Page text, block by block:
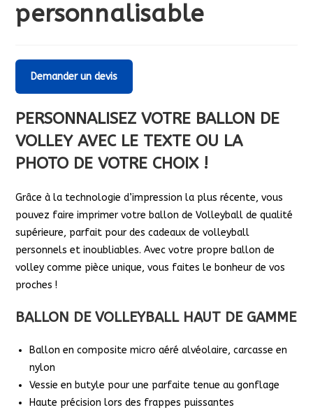
personnalisable
Demander un devis
PERSONNALISEZ VOTRE BALLON DE
VOLLEY AVEC LE TEXTE OU LA
PHOTO DE VOTRE CHOIX !
Grâce à la technologie d’impression la plus récente, vous
pouvez faire imprimer votre ballon de Volleyball de qualité
supérieure, parfait pour des cadeaux de volleyball
personnels et inoubliables. Avec votre propre ballon de
volley comme pièce unique, vous faites le bonheur de vos
proches !
BALLON DE VOLLEYBALL HAUT DE GAMME
Ballon en composite micro aéré alvéolaire, carcasse en
nylon
Vessie en butyle pour une parfaite tenue au gonflage
Haute précision lors des frappes puissantes